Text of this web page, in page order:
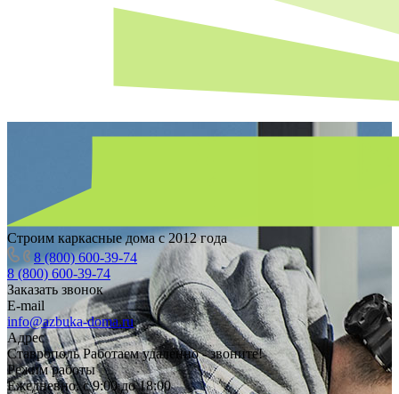
Строим каркасные дома с 2012 года
8 (800) 600-39-74
8 (800) 600-39-74
Заказать звонок
E-mail
info@azbuka-doma.ru
Адрес
Ставрополь Работаем удаленно - звоните!
Режим работы
Ежедневно: с 9:00 до 18:00